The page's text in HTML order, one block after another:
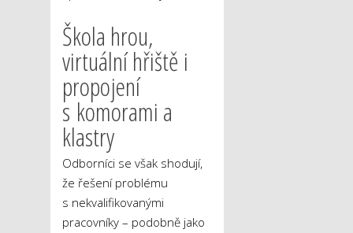
Škola hrou,
virtuální hřiště i
propojení
s komorami a
klastry
Odborníci se však shodují,
že řešení problému
s nekvalifikovanými
pracovníky – podobně jako